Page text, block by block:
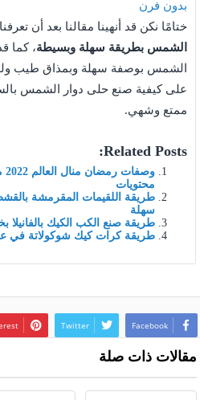
بدون فرن
ختامًا نكن قد أنهينا مقالنا بعد أن
الشمس بطريقة سهلة وبسيطة، كما
الشمس بوصفة سهلة وبمذاق طيب
على كيفية صنع حلى دوار الشمس
ممتع وشهي.
Related Posts:
محتويات
طريقة اللقيمات المقرمشة
سهلة
طريقة صنع الكب الكيك
طريقة كرات كيك شوكولاتة في
Facebook
Twitter
مقالات ذات صلة